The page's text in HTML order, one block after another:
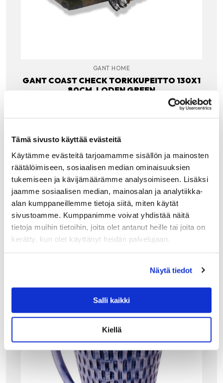
Tämä sivusto käyttää evästeitä
Käytämme evästeitä tarjoamamme sisällön ja mainosten
räätälöimiseen, sosiaalisen median ominaisuuksien
tukemiseen ja kävijämäärämme analysoimiseen. Lisäksi
jaamme sosiaalisen median, mainosalan ja analytiikka-
alan kumppaneillemme tietoja siitä, miten käytät
sivustoamme. Kumppanimme voivat yhdistää näitä
tietoja muihin tietoihin, joita olet antanut heille tai joita on
kerätty, kun olet käyttänyt heidän palvelujaan.
Näytä tiedot
Salli kaikki
Kiellä
GANT HOME
GANT COAST CHECK TORKKUPEITTO 130X1
80CM, LODEN GREEN
Gantin klassisesta Coast check ruutukuosista löydät
pehmeää vihreää, vaaleaa beigeä, kamelin ruskeaa,
yksiväristen…
189.00€
Tutustu myös